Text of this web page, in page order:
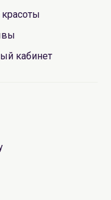
красоты
кабинет